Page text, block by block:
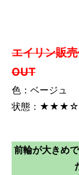
エイリン販
OUT
色：ベージュ
状態：
前輪が大きめ